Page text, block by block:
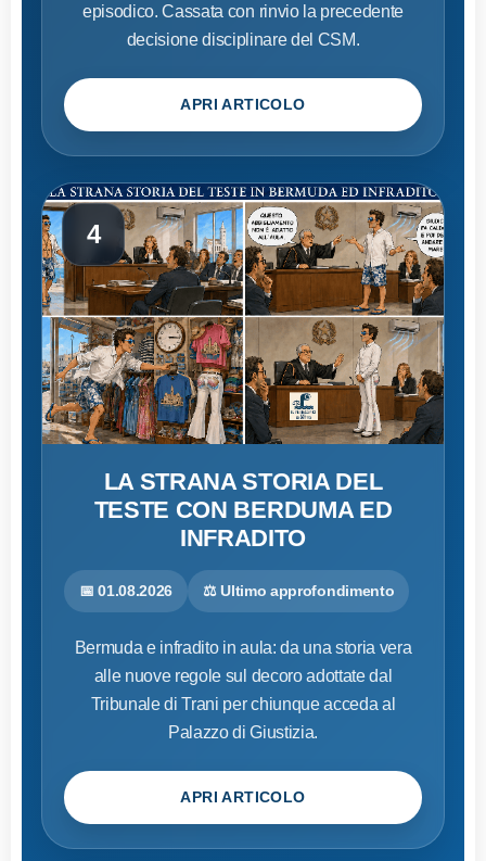
episodico. Cassata con rinvio la precedente
decisione disciplinare del CSM.
APRI ARTICOLO
4
LA STRANA STORIA DEL
TESTE CON BERDUMA ED
INFRADITO
📅 01.08.2026 ⚖️ Ultimo approfondimento
Bermuda e infradito in aula: da una storia vera
alle nuove regole sul decoro adottate dal
Tribunale di Trani per chiunque acceda al
Palazzo di Giustizia.
APRI ARTICOLO